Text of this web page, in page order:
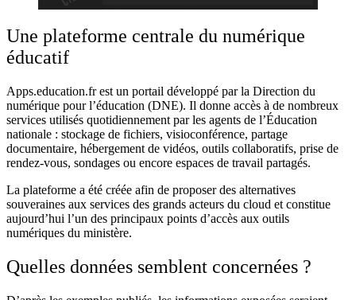
Une plateforme centrale du numérique
éducatif
Apps.education.fr est un portail développé par la Direction du
numérique pour l’éducation (DNE). Il donne accès à de nombreux
services utilisés quotidiennement par les agents de l’Éducation
nationale : stockage de fichiers, visioconférence, partage
documentaire, hébergement de vidéos, outils collaboratifs, prise de
rendez-vous, sondages ou encore espaces de travail partagés.
La plateforme a été créée afin de proposer des alternatives
souveraines aux services des grands acteurs du cloud et constitue
aujourd’hui l’un des principaux points d’accès aux outils
numériques du ministère.
Quelles données semblent concernées ?